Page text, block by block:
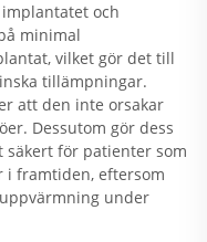
och
minimal
vilket gör det till
tillämpningar.
att den inte orsakar
Dessutom gör dess
säkert för patienter som
i framtiden, eftersom
under